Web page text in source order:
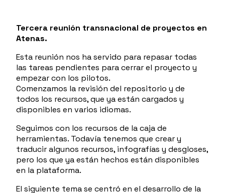
Tercera reunión transnacional de proyectos en
Atenas.
Esta reunión nos ha servido para repasar todas
las tareas pendientes para cerrar el proyecto y
empezar con los pilotos.
Comenzamos la revisión del repositorio y de
todos los recursos, que ya están cargados y
disponibles en varios idiomas.
Seguimos con los recursos de la caja de
herramientas. Todavía tenemos que crear y
traducir algunos recursos, infografías y desgloses,
pero los que ya están hechos están disponibles
en la plataforma.
El siguiente tema se centró en el desarrollo de la